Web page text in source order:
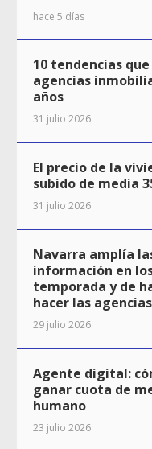
hace 5 días
10 tendencias
agencias
años
31 julio 2026
El precio de la
subido de media
31 julio 2026
Navarra amplía
información en
temporada y de
hacer las
29 julio 2026
Agente digital:
ganar cuota de
humano
23 julio 2026